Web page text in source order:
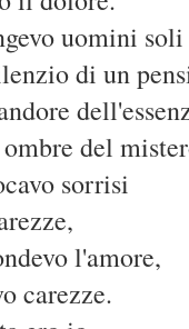
uomini soli
di un
del
sorrisi
l'amore,
carezze.